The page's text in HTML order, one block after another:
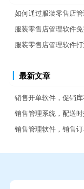
如何通过服装零售店
服装零售店管理软件
服装零售店管理软件
最新文章
销售开单软件，促销
销售管理系统，配送
销售管理软件，销售